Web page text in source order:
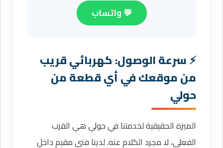
💬 واتساب
سرعة الوصول: كهربائي قريب
من موقعك في أي قطعة من
حولي
الميزة الحقيقية لخدمتنا في حولي هي القرب
الفعلي، لا مجرد الكلام عنه. لدينا فني مقيم داخل